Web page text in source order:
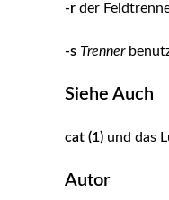
-r der
-s Trenner
Siehe Auch
cat (1) und das
Autor